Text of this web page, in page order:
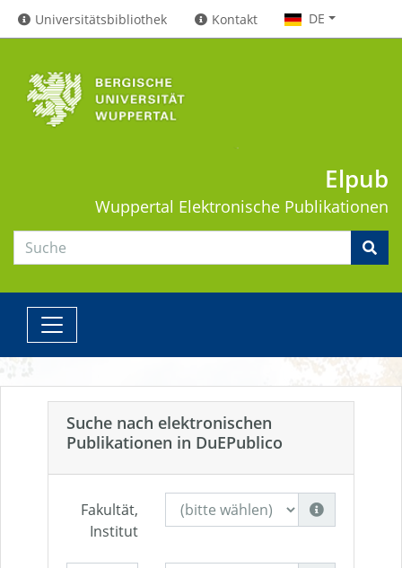
Universitätsbibliothek Kontakt DE
Elpub
Wuppertal Elektronische Publikationen
Suche nach elektronischen
Publikationen in DuEPublico
Fakultät,
Institut